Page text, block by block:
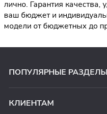
лично. Гарантия качества,
ваш бюджет и
модели от бюджетных до
ПОПУЛЯРНЫЕ РАЗДЕЛЫ
КЛИЕНТАМ